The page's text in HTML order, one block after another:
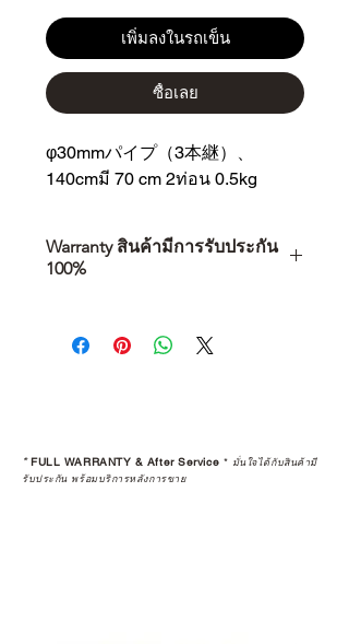
เพิ่มลงในรถเข็น
ซื้อเลย
φ30mmパイプ（3本継）、
140cmมี 70 cm 2ท่อน 0.5kg
Warranty สินค้ามีการรับประกัน
100%
คุณตัดสินใจซื้อ แต่รวมไปถึง
“ประสบการณ์หลังการใช้งาน” ใน
STUDIO และร้านตัวแทนจำหน่ายที่
ได้รับการแต่งตั้งอย่างเป็นทางการ จะ
*FULL WARRANTY & After Service * มั่นใจได้กับสินค้ามี
รับประกัน พร้อมบริการหลังการขาย